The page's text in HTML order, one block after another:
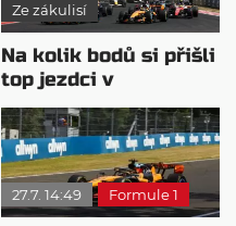
Ze zákulisí
Na kolik bodů si přišli
top jezdci v
posledních 4
závodech?
27.7. 14:49 Formule 1